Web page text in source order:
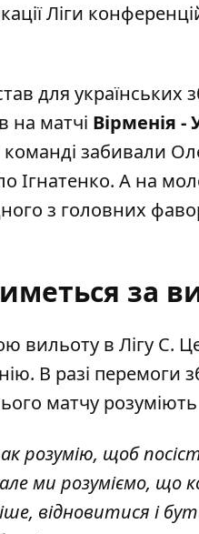
Ліги
для українських
на матчі Вірменія -
команді забивали
Ігнатенко. А на
з головних
за
вильоту в Лігу С.
В разі перемоги
матчу розуміють
розумію, щоб
ми розуміємо, що
відновитися і